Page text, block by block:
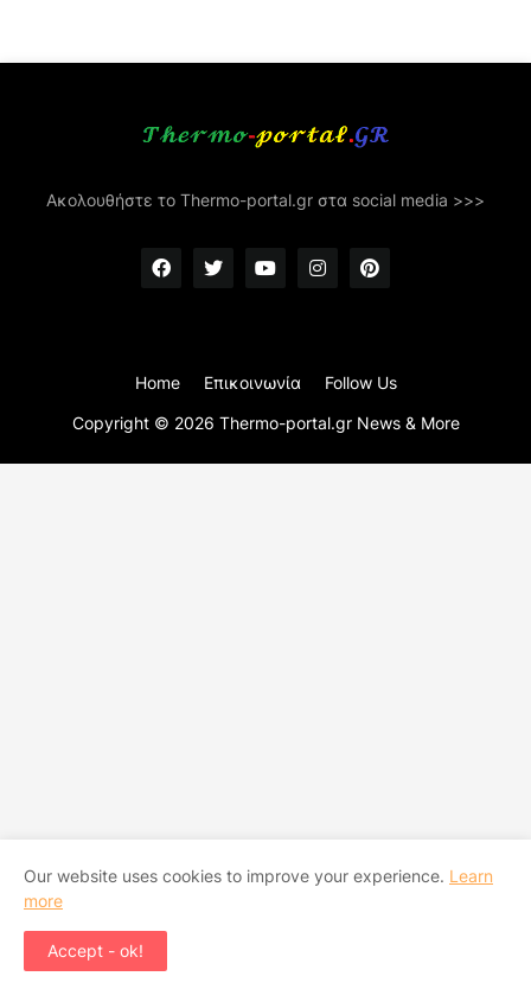
Ακολουθήστε το Thermo-portal.gr στα social media >>>
Copyright © 2026 Thermo-portal.gr News & More
Home Επικοινωνία Follow Us
Our website uses cookies to improve your experience. Learn
more
Accept - ok!